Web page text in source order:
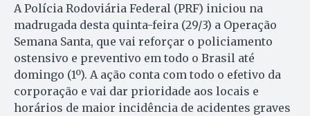
A Polícia Rodoviária Federal (PRF) iniciou na
madrugada desta quinta-feira (29/3) a Operação
Semana Santa, que vai reforçar o policiamento
ostensivo e preventivo em todo o Brasil até
domingo (1º). A ação conta com todo o efetivo da
corporação e vai dar prioridade aos locais e
horários de maior incidência de acidentes graves